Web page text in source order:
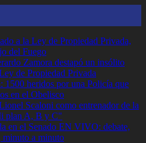
a la Ley de Propiedad Privada,
del Fuego
Zamora destapó un insólito
de Propiedad Privada
1500 heridos por una Policía que
en el Obelisco
Scaloni como entrenador de la
plan A, B y C"
en el Senado EN VIVO: debate,
a minuto